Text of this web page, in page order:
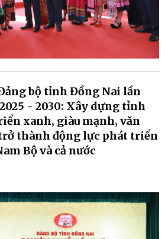
bộ tỉnh Đồng Nai lần
- 2030: Xây dựng tỉnh
xanh, giàu mạnh, văn
thành động lực phát triển
Bộ và cả nước